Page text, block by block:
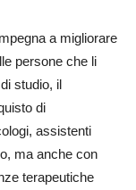
a migliorare
persone che li
studio, il
di
assistenti
ma anche con
terapeutiche